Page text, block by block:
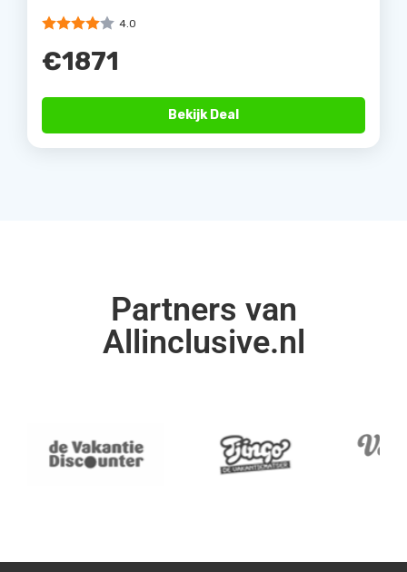
4.0
€1871
Bekijk Deal
Partners van
Allinclusive.nl